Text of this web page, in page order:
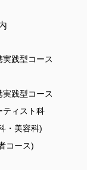
践型コース
実践型コース
ティスト科
・美容科)
コース)